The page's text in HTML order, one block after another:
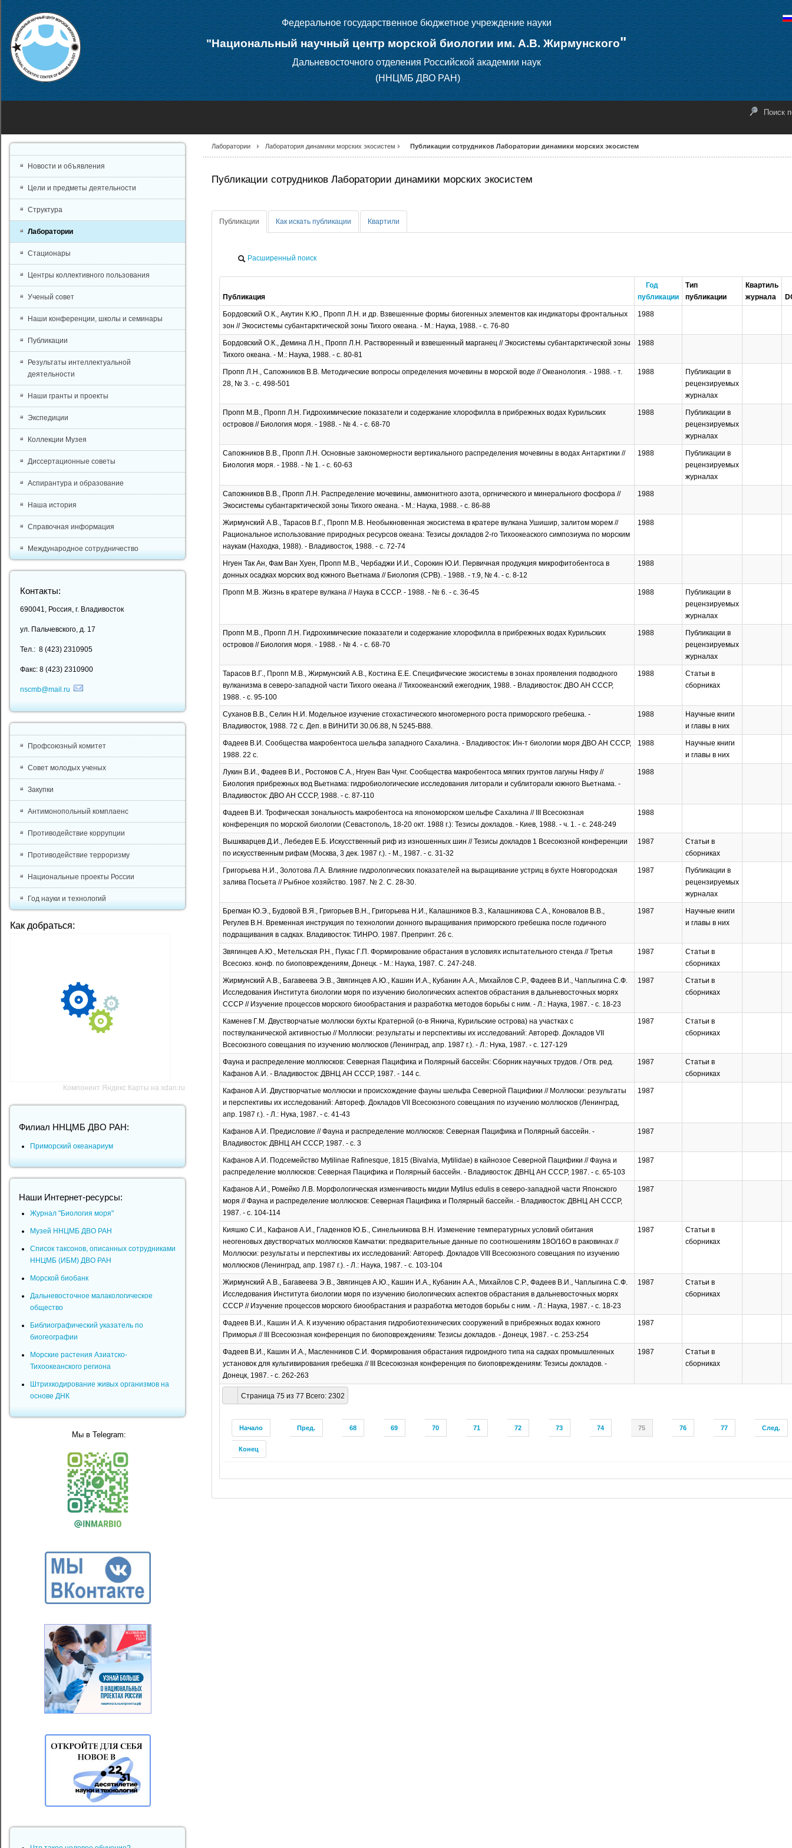
Федеральное государственное бюджетное учреждение науки
"Национальный научный центр морской биологии им. А.В. Жирмунского"
Дальневосточного отделения Российской академии наук
(ННЦМБ ДВО РАН)
Поиск
Лаборатории Лаборатория динамики морских экосистем Публикации сотрудников Лаборатории динамики морских экосистем
Публикации сотрудников Лаборатории динамики морских экосистем
Публикации Как искать публикации Квартили
Расширенный поиск
Публикация
Год
публикации
Тип
публикации
Квартиль
журнала
Страница 75 из 77 Всего: 2302
Начало Пред. 68 69 70 71 72 73 74 75 76 77 След.
Конец
Бордовский О.К., Акутин К.Ю., Пропп Л.Н. и др. Взвешенные формы биогенных элементов как индикаторы фронтальных
зон // Экосистемы субантарктической зоны Тихого океана. - М.: Наука, 1988. - с. 76-80
1988
Бордовский О.К., Демина Л.Н., Пропп Л.Н. Растворенный и взвешенный марганец // Экосистемы субантарктической зоны
Тихого океана. - М.: Наука, 1988. - с. 80-81
1988
Пропп Л.Н., Сапожников В.В. Методические вопросы определения мочевины в морской воде // Океанология. - 1988. - т.
28, № 3. - с. 498-501
1988
Публикации в
рецензируемых
журналах
Пропп М.В., Пропп Л.Н. Гидрохимические показатели и содержание хлорофилла в прибрежных водах Курильских
островов // Биология моря. - 1988. - № 4. - с. 68-70
1988
Публикации в
рецензируемых
журналах
Сапожников В.В., Пропп Л.Н. Основные закономерности вертикального распределения мочевины в водах Антарктики //
Биология моря. - 1988. - № 1. - с. 60-63
1988
Публикации в
рецензируемых
журналах
Сапожников В.В., Пропп Л.Н. Распределение мочевины, аммонитного азота, оргнического и минерального фосфора //
Экосистемы субантарктической зоны Тихого океана. - М.: Наука, 1988. - с. 86-88
1988
Жирмунский А.В., Тарасов В.Г., Пропп М.В. Необыкновенная экосистема в кратере вулкана Ушишир, залитом морем //
Рациональное использование природных ресурсов океана: Тезисы докладов 2-го Тихоокеаского симпозиума по морским
наукам (Находка, 1988). - Владивосток, 1988. - с. 72-74
1988
Нгуен Так Ан, Фам Ван Хуен, Пропп М.В., Чербаджи И.И., Сорокин Ю.И. Первичная продукция микрофитобентоса в
донных осадках морских вод южного Вьетнама // Биология (СРВ). - 1988. - т.9, № 4. - с. 8-12
1988
Пропп М.В. Жизнь в кратере вулкана // Наука в СССР. - 1988. - № 6. - с. 36-45 1988
Публикации в
рецензируемых
журналах
Пропп М.В., Пропп Л.Н. Гидрохимические показатели и содержание хлорофилла в прибрежных водах Курильских
островов // Биология моря. - 1988. - № 4. - с. 68-70
1988
Публикации в
рецензируемых
журналах
Тарасов В.Г., Пропп М.В., Жирмунский А.В., Костина Е.Е. Специфические экосистемы в зонах проявления подводного
вулканизма в северо-западной части Тихого океана // Тихоокеанский ежегодник, 1988. - Владивосток: ДВО АН СССР,
1988. - с. 95-100
1988
Статьи в
сборниках
Суханов В.В., Селин Н.И. Модельное изучение стохастического многомерного роста приморского гребешка. -
Владивосток, 1988. 72 с. Деп. в ВИНИТИ 30.06.88, N 5245-В88.
1988
Научные книги
и главы в них
Фадеев В.И. Сообщества макробентоса шельфа западного Сахалина. - Владивосток: Ин-т биологии моря ДВО АН СССР,
1988. 22 с.
1988
Научные книги
и главы в них
Лукин В.И., Фадеев В.И., Ростомов С.А., Нгуен Ван Чунг. Сообщества макробентоса мягких грунтов лагуны Няфу //
Биология прибрежных вод Вьетнама: гидробиологические исследования литорали и сублиторали южного Вьетнама. -
Владивосток: ДВО АН СССР, 1988. - с. 87-110
1988
Фадеев В.И. Трофическая зональность макробентоса на япономорском шельфе Сахалина // III Всесоюзная
конференция по морской биологии (Севастополь, 18-20 окт. 1988 г.): Тезисы докладов. - Киев, 1988. - ч. 1. - с. 248-249
1988
Вышкварцев Д.И., Лебедев Е.Б. Искусственный риф из изношенных шин // Тезисы докладов 1 Всесоюзной конференции
по искусственным рифам (Москва, 3 дек. 1987 г.). - М., 1987. - с. 31-32
1987
Статьи в
сборниках
Григорьева Н.И., Золотова Л.А. Влияние гидрологических показателей на выращивание устриц в бухте Новгородская
залива Посьета // Рыбное хозяйство. 1987. № 2. С. 28-30.
1987
Публикации в
рецензируемых
журналах
Брегман Ю.Э., Будовой В.Я., Григорьев В.Н., Григорьева Н.И., Калашников В.З., Калашникова С.А., Коновалов В.В.,
Регулев В.Н. Временная инструкция по технологии донного выращивания приморского гребешка после годичного
подращивания в садках. Владивосток: ТИНРО. 1987. Препринт. 26 с.
1987
Научные книги
и главы в них
Звягинцев А.Ю., Метельская Р.Н., Пукас Г.П. Формирование обрастания в условиях испытательного стенда // Третья
Всесоюз. конф. по биоповреждениям, Донецк. - М.: Наука, 1987. С. 247-248.
1987
Статьи в
сборниках
Жирмунский А.В., Багавеева Э.В., Звягинцев А.Ю., Кашин И.А., Кубанин А.А., Михайлов С.Р., Фадеев В.И., Чаплыгина С.Ф.
Исследования Института биологии моря по изучению биологических аспектов обрастания в дальневосточных морях
СССР // Изучение процессов морского биообрастания и разработка методов борьбы с ним. - Л.: Наука, 1987. - с. 18-23
1987
Статьи в
сборниках
Каменев Г.М. Двустворчатые моллюски бухты Кратерной (о-в Янкича, Курильские острова) на участках с
поствулканической активностью // Моллюски: результаты и перспективы их исследований: Автореф. Докладов VII
Всесоюзного совещания по изучению моллюсков (Ленинград, апр. 1987 г.). - Л.: Нука, 1987. - с. 127-129
1987
Статьи в
сборниках
Фауна и распределение моллюсков: Северная Пацифика и Полярный бассейн: Сборник научных трудов. / Отв. ред.
Кафанов А.И. - Владивосток: ДВНЦ АН СССР, 1987. - 144 с.
1987
Статьи в
сборниках
Кафанов А.И. Двустворчатые моллюски и происхождение фауны шельфа Северной Пацифики // Моллюски: результаты
и перспективы их исследований: Автореф. Докладов VII Всесоюзного совещания по изучению моллюсков (Ленинград,
апр. 1987 г.). - Л.: Нука, 1987. - с. 41-43
1987
Кафанов А.И. Предисловие // Фауна и распределение моллюсков: Северная Пацифика и Полярный бассейн. -
Владивосток: ДВНЦ АН СССР, 1987. - с. 3
1987
Кафанов А.И. Подсемейство Mytilinae Rafinesque, 1815 (Bivalvia, Mytilidae) в кайнозое Северной Пацифики // Фауна и
распределение моллюсков: Северная Пацифика и Полярный бассейн. - Владивосток: ДВНЦ АН СССР, 1987. - с. 65-103
1987
Кафанов А.И., Ромейко Л.В. Морфологическая изменчивость мидии Mytilus edulis в северо-западной части Японского
моря // Фауна и распределение моллюсков: Северная Пацифика и Полярный бассейн. - Владивосток: ДВНЦ АН СССР,
1987. - с. 104-114
1987
Кияшко С.И., Кафанов А.И., Гладенков Ю.Б., Синельникова В.Н. Изменение температурных условий обитания
неогеновых двустворчатых моллюсков Камчатки: предварительные данные по соотношениям 18О/16О в раковинах //
Моллюски: результаты и перспективы их исследований: Автореф. Докладов VIII Всесоюзного совещания по изучению
моллюсков (Ленинград, апр. 1987 г.). - Л.: Наука, 1987. - с. 103-104
1987
Статьи в
сборниках
Жирмунский А.В., Багавеева Э.В., Звягинцев А.Ю., Кашин И.А., Кубанин А.А., Михайлов С.Р., Фадеев В.И., Чаплыгина С.Ф.
Исследования Института биологии моря по изучению биологических аспектов обрастания в дальневосточных морях
СССР // Изучение процессов морского биообрастания и разработка методов борьбы с ним. - Л.: Наука, 1987. - с. 18-23
1987
Статьи в
сборниках
Фадеев В.И., Кашин И.А. К изучению обрастания гидробиотехнических сооружений в прибрежных водах южного
Приморья // III Всесоюзная конференция по биоповреждениям: Тезисы докладов. - Донецк, 1987. - с. 253-254
1987
Фадеев В.И., Кашин И.А., Масленников С.И. Формирования обрастания гидроидного типа на садках промышленных
установок для культивирования гребешка // III Всесоюзная конференция по биоповреждениям: Тезисы докладов. -
Донецк, 1987. - с. 262-263
1987
Статьи в
сборниках
Новости и объявления
Цели и предметы деятельности
Структура
Лаборатории
Стационары
Центры коллективного пользования
Ученый совет
Наши конференции, школы и семинары
Публикации
Результаты интеллектуальной
деятельности
Наши гранты и проекты
Экспедиции
Коллекции Музея
Диссертационные советы
Аспирантура и образование
Наша история
Справочная информация
Международное сотрудничество
Контакты:
690041, Россия, г. Владивосток
ул. Пальчевского, д. 17
Тел.: 8 (423) 2310905
Факс: 8 (423) 2310900
nscmb@mail.ru
Профсоюзный комитет
Совет молодых ученых
Закупки
Антимонопольный комплаенс
Противодействие коррупции
Противодействие терроризму
Национальные проекты России
Год науки и технологий
Как добраться:
Компонент Яндекс Карты на xdan.ru
Филиал ННЦМБ ДВО РАН:
Приморский океанариум
Наши Интернет-ресурсы:
Журнал "Биология моря"
Музей ННЦМБ ДВО РАН
Список таксонов, описанных сотрудниками
ННЦМБ (ИБМ) ДВО РАН
Морской биобанк
Дальневосточное малакологическое
общество
Библиографический указатель по
биогеографии
Морские растения Азиатско-
Тихоокеанского региона
Штрихкодирование живых организмов на
основе ДНК
Мы в Telegram: